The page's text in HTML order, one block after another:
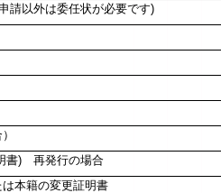
請以外は委任状が必要です)
書) 再発行の場合
本籍の変更証明書